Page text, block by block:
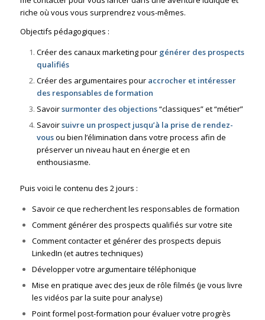
riche où vous vous surprendrez vous-mêmes.
Objectifs pédagogiques :
Créer des canaux marketing pour générer des prospects
qualifiés
Créer des argumentaires pour accrocher et intéresser
des responsables de formation
Savoirsurmonter des objections“classiques” et “métier”
Savoirsuivre un prospect jusqu’à la prise de rendez-
vousou bien l’élimination dans votre process afin de
préserver un niveau haut en énergie et en
enthousiasme.
Puis voici le contenu des 2 jours :
Savoir ce que recherchent les responsables de formation
Comment générer des prospects qualifiés sur votre site
Comment contacter et générer des prospects depuis
LinkedIn (et autres techniques)
Développer votre argumentaire téléphonique
Mise en pratique avec des jeux de rôle filmés (je vous livre
les vidéos par la suite pour analyse)
Point formel post-formation pour évaluer votre progrès